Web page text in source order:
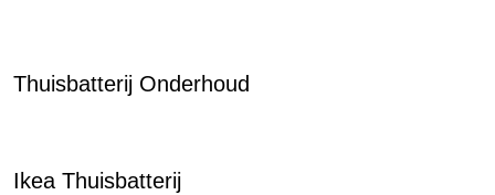
Thuisbatterij Onderhoud
Ikea Thuisbatterij